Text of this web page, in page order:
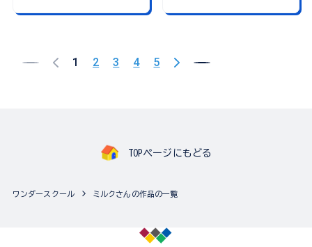
1 2 3 4 5
TOPページにもどる
ワンダースクール ミルクさんの作品の一覧